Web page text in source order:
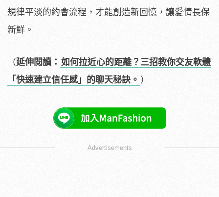
規律平淡的約會流程，才能創造新回憶，讓愛情長保
新鮮。
（延伸閱讀： 如何拉近心的距離？三招教你交友軟體
「快速建立信任感」的聊天秘訣。 ）
Advertisements